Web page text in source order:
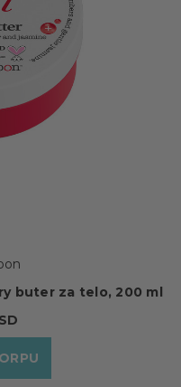
buter za telo, 200 ml